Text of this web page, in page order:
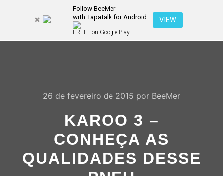
Follow BeeMer
with Tapatalk for Android
FREE - on Google Play
VIEW
26 de fevereiro de 2015 por BeeMer
KAROO 3 –
CONHEÇA AS
QUALIDADES DESSE